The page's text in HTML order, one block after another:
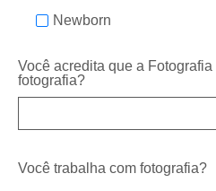
Newborn
Você acredita que a
fotografia?
Você trabalha com fotografia?